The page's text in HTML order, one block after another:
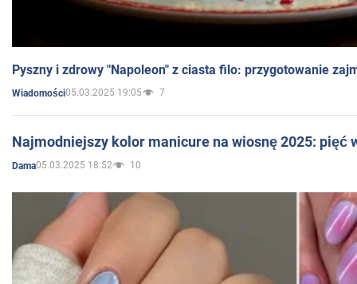
Pyszny i zdrowy "Napoleon" z ciasta filo: przygotowanie
Wiadomości05.03.2025 19:05 7
Najmodniejszy kolor manicure na wiosnę 2025: pięć
Dama05.03.2025 18:52 10